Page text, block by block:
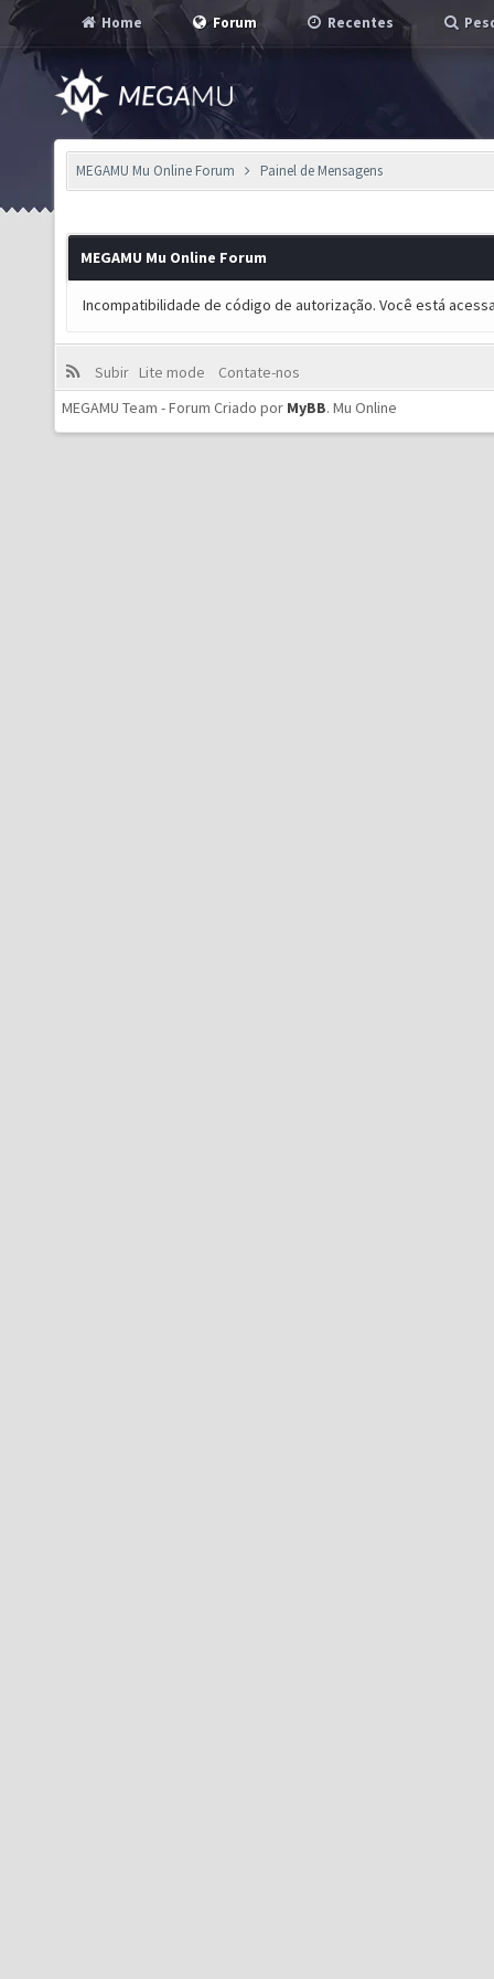
Home Forum Recentes
MEGAMU Mu Online Forum Painel de Mensagens
MEGAMU Mu Online Forum
Incompatibilidade de código de autorização. Você está
Subir Lite mode
Contate-nos
MEGAMU Team - Forum Criado por MyBB. Mu Online